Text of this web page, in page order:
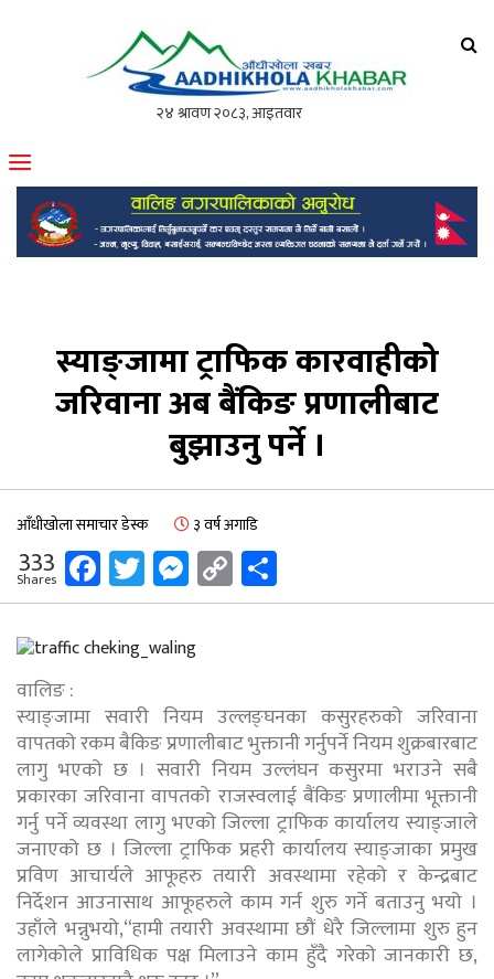
मोफसलकै लोकप्रिय अनलाइन पत्रिका
स्याङ्जामा ट्राफिक कारवाहीको
जरिवाना अब बैंकिङ प्रणालीबाट
बुझाउनु पर्ने ।
आँधीखोला समाचार डेस्क ३ वर्ष अगाडि
333
Shares Facebook
Twitter
Messenger
Copy
Link
वालिङ :
स्याङ्जामा सवारी नियम उल्लङ्घनका कसुरहरुको जरिवाना
वापतको रकम बैकिङ प्रणालीबाट भुक्तानी गर्नुपर्ने नियम शुक्रबारबाट
लागु भएको छ । सवारी नियम उल्लंघन कसुरमा भराउने सबै
प्रकारका जरिवाना वापतको राजस्वलाई बैंकिङ प्रणालीमा भूक्तानी
गर्नु पर्ने व्यवस्था लागु भएको जिल्ला ट्राफिक कार्यालय स्याङ्जाले
जनाएको छ । जिल्ला ट्राफिक प्रहरी कार्यालय स्याङ्जाका प्रमुख
प्रविण आचार्यले आफूहरु तयारी अवस्थामा रहेको र केन्द्रबाट
निर्देशन आउनासाथ आफूहरुले काम गर्न शुरु गर्ने बताउनु भयो ।
उहाँले भन्नुभयो,“हामी तयारी अवस्थामा छौं धेरै जिल्लामा शुरु हुन
लागेकोले प्राविधिक पक्ष मिलाउने काम हुँदै गरेको जानकारी छ,